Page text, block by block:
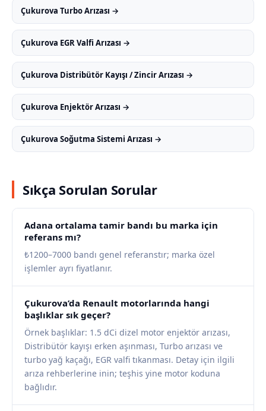
Çukurova Turbo Arızası →
Çukurova EGR Valfi Arızası →
Çukurova Distribütör Kayışı / Zincir Arızası →
Çukurova Enjektör Arızası →
Çukurova Soğutma Sistemi Arızası →
Sıkça Sorulan Sorular
Adana ortalama tamir bandı bu marka için
referans mı?
₺1200–7000 bandı genel referanstır; marka özel
işlemler ayrı fiyatlanır.
Çukurova’da Renault motorlarında hangi
başlıklar sık geçer?
Örnek başlıklar: 1.5 dCi dizel motor enjektör arızası,
Distribütör kayışı erken aşınması, Turbo arızası ve
turbo yağ kaçağı, EGR valfi tıkanması. Detay için ilgili
arıza rehberlerine inin; teşhis yine motor koduna
bağlıdır.